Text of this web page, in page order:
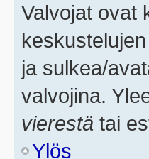
Valvojat ovat
ja sulkea/
valvojina.
vierestä tai
Ylös